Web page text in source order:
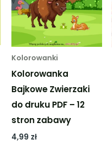
Kolorowanki
Kolorowanka
Bajkowe Zwierzaki
do druku PDF – 12
stron zabawy
4,99 zł